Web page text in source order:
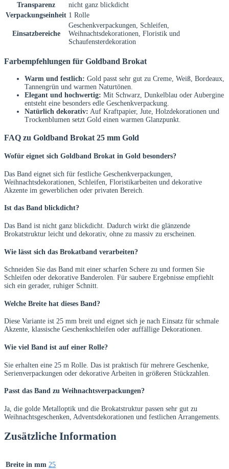
Transparenz
nicht ganz blickdicht
Verpackungseinheit 1 Rolle
Einsatzbereiche
Geschenkverpackungen, Schleifen,
Weihnachtsdekorationen, Floristik und
Schaufensterdekoration
Farbempfehlungen für Goldband Brokat
Warm und festlich: Gold passt sehr gut zu Creme, Weiß, Bordeaux,
Tannengrün und warmen Naturtönen.
Elegant und hochwertig: Mit Schwarz, Dunkelblau oder Aubergine
entsteht eine besonders edle Geschenkverpackung.
Natürlich dekorativ: Auf Kraftpapier, Jute, Holzdekorationen und
Trockenblumen setzt Gold einen warmen Glanzpunkt.
FAQ zu Goldband Brokat 25 mm Gold
Wofür eignet sich Goldband Brokat in Gold besonders?
Das Band eignet sich für festliche Geschenkverpackungen,
Weihnachtsdekorationen, Schleifen, Floristikarbeiten und dekorative
Akzente im gewerblichen oder privaten Bereich.
Ist das Band blickdicht?
Das Band ist nicht ganz blickdicht. Dadurch wirkt die glänzende
Brokatstruktur leicht und dekorativ, ohne zu massiv zu erscheinen.
Wie lässt sich das Brokatband verarbeiten?
Schneiden Sie das Band mit einer scharfen Schere zu und formen Sie
Schleifen oder dekorative Banderolen. Für saubere Ergebnisse empfiehlt
sich ein gerader, ruhiger Schnitt.
Welche Breite hat dieses Band?
Diese Variante ist 25 mm breit und eignet sich je nach Einsatz für schmale
Akzente, klassische Geschenkschleifen oder auffällige Dekorationen.
Wie viel Band ist auf einer Rolle?
Sie erhalten eine 25 m Rolle. Das ist praktisch für mehrere Geschenke,
Serienverpackungen oder dekorative Arbeiten in größeren Stückzahlen.
Passt das Band zu Weihnachtsverpackungen?
Ja, die golde Metalloptik und die Brokatstruktur passen sehr gut zu
Weihnachtsgeschenken, Adventsdekorationen und festlichen Arrangements.
Zusätzliche Information
Breite in mm 25